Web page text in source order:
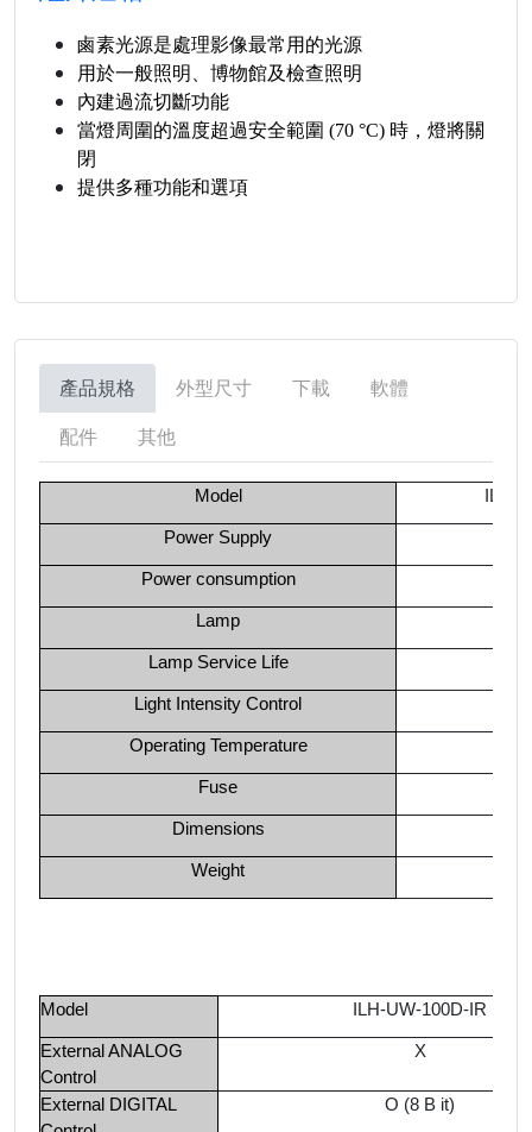
鹵素光源是處理影像最常用的光源
用於一般照明、博物館及檢查照明
內建過流切斷功能
當燈周圍的溫度超過安全範圍 (70 °C) 時，燈將關
閉
提供多種功能和選項
產品規格 外型尺寸 下載
軟體
配件
其他
Model ILH-
Power Supply
Power consumption
Lamp
Lamp Service Life
Light Intensity Control
Operating Temperature
Fuse
Dimensions
Weight
Model ILH-UW-100D-IR
External ANALOG
Control
X
External DIGITAL
O (8 B it)